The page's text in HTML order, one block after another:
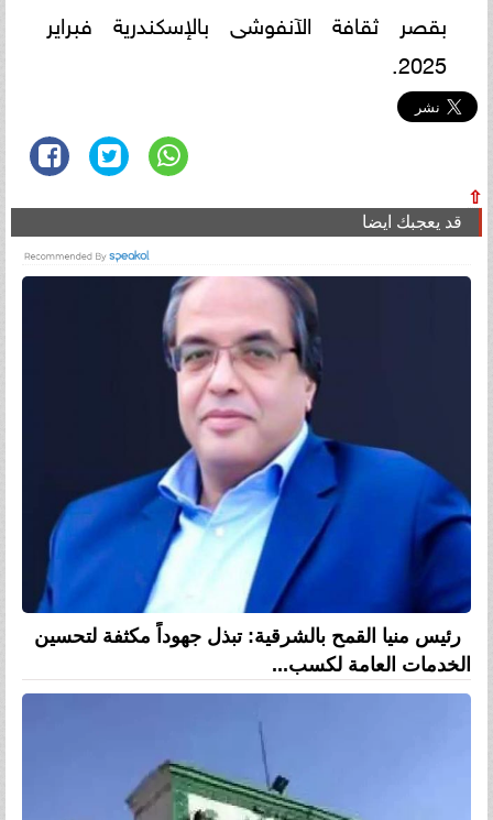
بقصر ثقافة الآنفوشى بالإسكندرية فبراير
2025.
⇧
قد يعجبك ايضا
رئيس منيا القمح بالشرقية: تبذل جهوداً مكثفة لتحسين
الخدمات العامة لكسب...